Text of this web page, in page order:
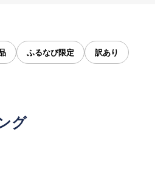
ふるなび限定 訳あり
グ